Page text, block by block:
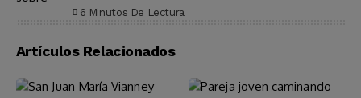
6 Minutos De Lectura
Artículos Relacionados